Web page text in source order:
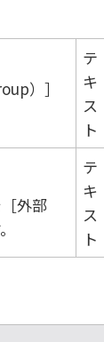
）
テ
キ
ス
ト
外部
テ
キ
ス
ト